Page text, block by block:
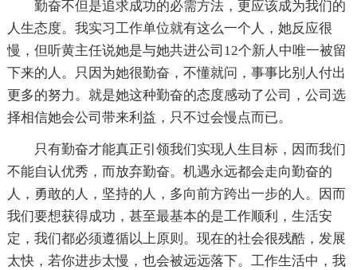
勤奋不但是追求成功的必需方法，更应该成为我们的
人生态度。我实习工作单位就有这么一个人，她反应很
慢，但听黄主任说她是与她共进公司12个新人中唯一被留
下来的人。只因为她很勤奋，不懂就问，事事比别人付出
更多的努力。就是她这种勤奋的态度感动了公司，公司选
择相信她会公司带来利益，只不过会慢点而已。
只有勤奋才能真正引领我们实现人生目标，因而我们
不能自认优秀，而放弃勤奋。机遇永远都会走向勤奋的
人，勇敢的人，坚持的人，多向前方跨出一步的人。因而
我们要想获得成功，甚至最基本的是工作顺利，生活安
定，我们都必须遵循以上原则。现在的社会很残酷，发展
太快，若你进步太慢，也会被远远落下。工作生活中，我